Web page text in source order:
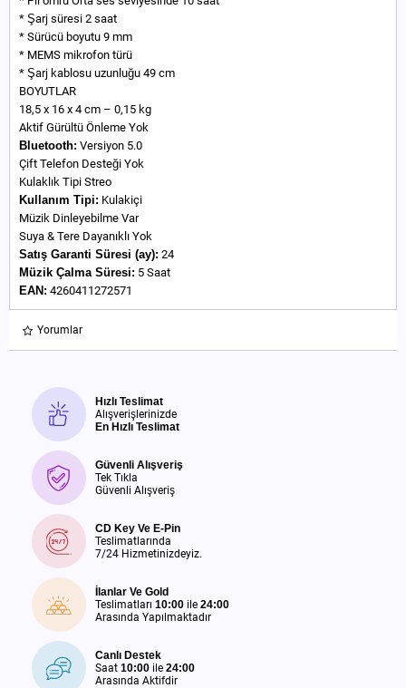
* Şarj süresi 2 saat
* Sürücü boyutu 9 mm
* MEMS mikrofon türü
* Şarj kablosu uzunluğu 49 cm
BOYUTLAR
18,5 x 16 x 4 cm – 0,15 kg
Aktif Gürültü Önleme Yok
Bluetooth: Versiyon 5.0
Çift Telefon Desteği Yok
Kulaklık Tipi Streo
Kullanım Tipi: Kulakiçi
Müzik Dinleyebilme Var
Suya & Tere Dayanıklı Yok
Satış Garanti Süresi (ay): 24
Müzik Çalma Süresi: 5 Saat
EAN: 4260411272571
Yorumlar
Hızlı Teslimat
Alışverişlerinizde
En Hızlı Teslimat
Güvenli Alışveriş
Tek Tıkla
Güvenli Alışveriş
CD Key Ve E-Pin
Teslimatlarında
7/24 Hizmetinizdeyiz.
İlanlar Ve Gold
Teslimatları 10:00 ile 24:00
Arasında Yapılmaktadır
Canlı Destek
Saat 10:00 ile 24:00
Arasında Aktifdir